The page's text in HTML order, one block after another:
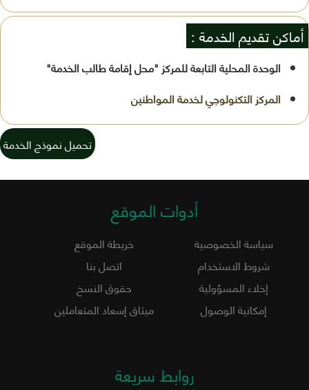
أماكن تقديم الخدمة :
الوحدة المحلية التابعة للمركز "محل إقامة طالب الخدمة"
تحميل نموذج الخدمة
أدوات الموقع
سياسة الخصوصية
خريطة الموقع
شروط الاستخدام
اتصل بنا
إخلاء المسؤولية
حقوق النسخ
إمكانية الوصول
ميثاق إسعاد المتعاملين
روابط سريعة